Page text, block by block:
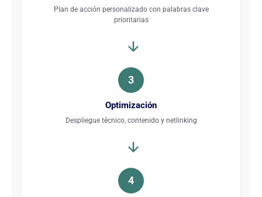
Plan de acción personalizado con palabras clave
prioritarias
3
Optimización
Despliegue técnico, contenido y netlinking
4